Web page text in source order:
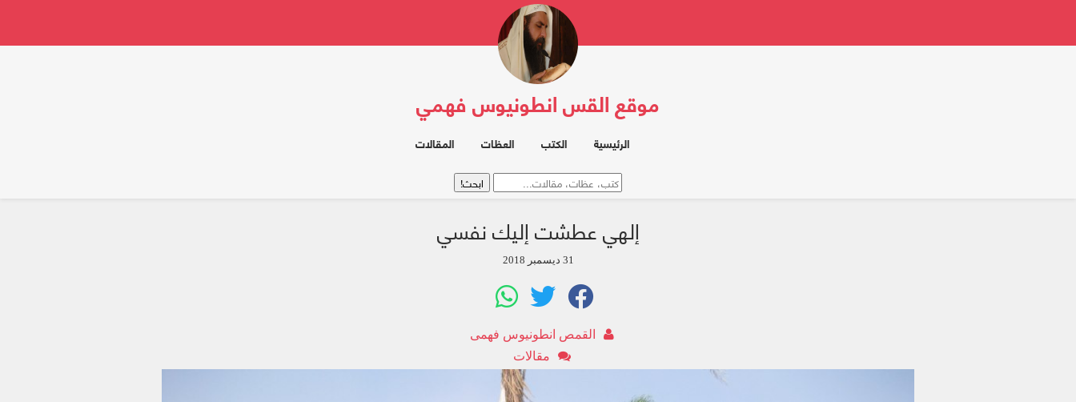
موقع القس انطونيوس فهمي
الرئيسية الكتب العظات المقالات
إلهي عطشت إليك نفسي
31 ديسمبر 2018
القمص انطونيوس فهمى
مقالات